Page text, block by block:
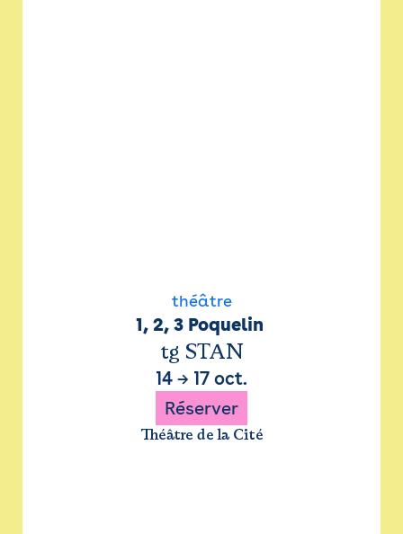
théâtre
1, 2, 3 Poquelin
tg STAN
14 → 17 oct.
Réserver
Théâtre de la Cité